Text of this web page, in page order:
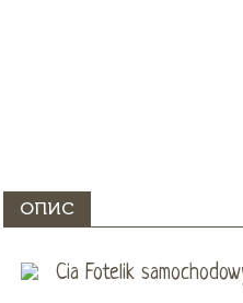
ОПИС